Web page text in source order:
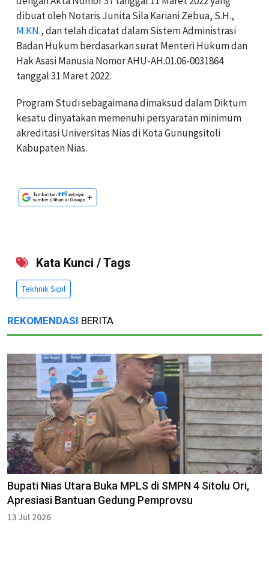
dibuat oleh Notaris Junita Sila Kariani Zebua, S.H.,
M.KN., dan telah dicatat dalam Sistem Administrasi
Badan Hukum berdasarkan surat Menteri Hukum dan
Hak Asasi Manusia Nomor AHU-AH.01.06-0031864
tanggal 31 Maret 2022.
Program Studi sebagaimana dimaksud dalam Diktum
kesatu dinyatakan memenuhi persyaratan minimum
akreditasi Universitas Nias di Kota Gunungsitoli
Kabupaten Nias.
Kata Kunci / Tags
Tekhnik Sipil
REKOMENDASI BERITA
Bupati Nias Utara Buka MPLS di SMPN 4 Sitolu Ori,
Apresiasi Bantuan Gedung Pemprovsu
13 Jul 2026